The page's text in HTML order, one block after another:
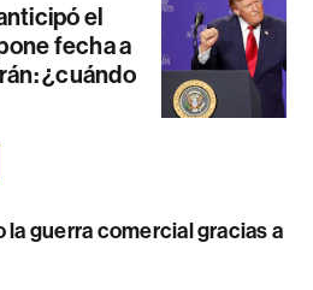
el
fecha a
¿cuándo
la guerra comercial gracias a